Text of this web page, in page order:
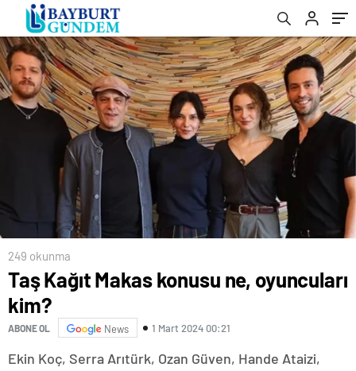
249 okunma
Taş Kağıt Makas konusu ne, oyuncuları
kim?
ABONE OL News 1 Mart 2024 00:21
Ekin Koç, Serra Arıtürk, Ozan Güven, Hande Ataizi,